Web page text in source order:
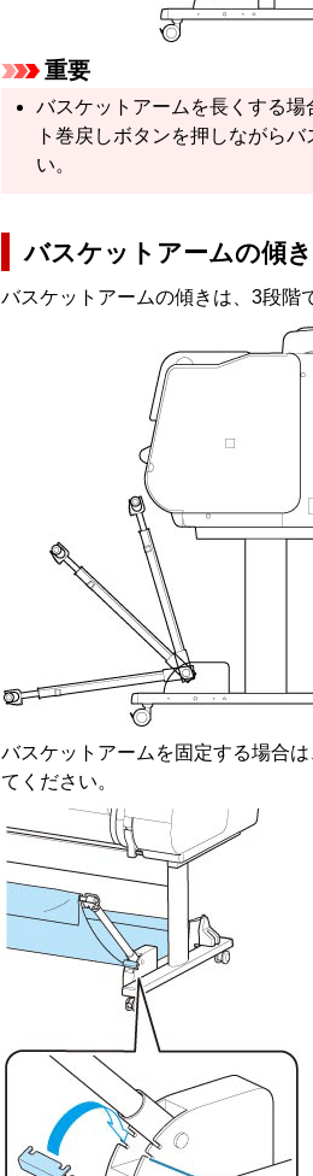
重要
バスケットアーム を長くする場
ト巻戻しボタンを押しながらバ
い。
バスケットアームの傾
バスケットアームの傾きは、3段階
バスケットアーム を固定する場合
てください。